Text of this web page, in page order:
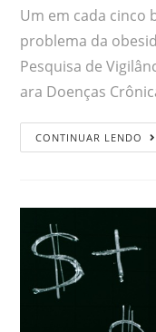
Um em cada cinco
problema da
Pesquisa de
ara Doenças
CONTINUAR LENDO